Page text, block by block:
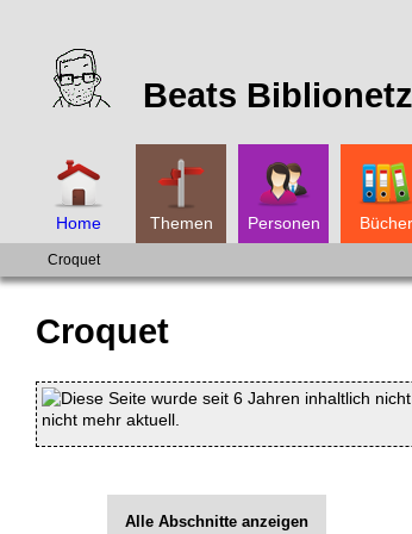
Beats
Home Themen Personen Bücher
Croquet
Croquet
Diese Seite wurde seit 6 Jahren inhaltlich
nicht mehr aktuell.
Alle Abschnitte anzeigen